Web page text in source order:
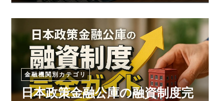
金融機関別カテゴリ
日本政策金融公庫の融資制度完